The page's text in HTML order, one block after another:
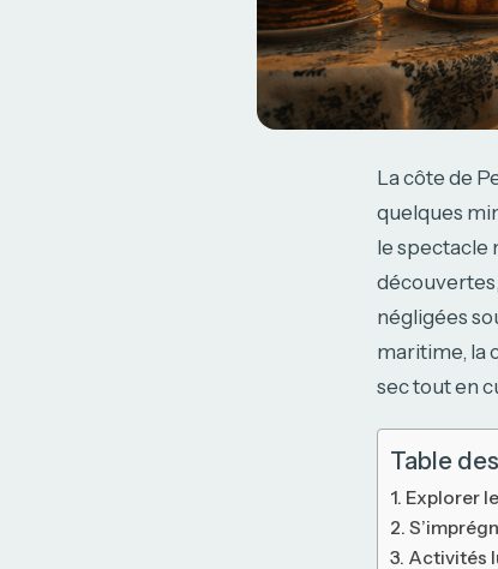
La côte de
quelques
le spectacle
négligées
maritime, la
sec tout en
Table
Explorer
Activités